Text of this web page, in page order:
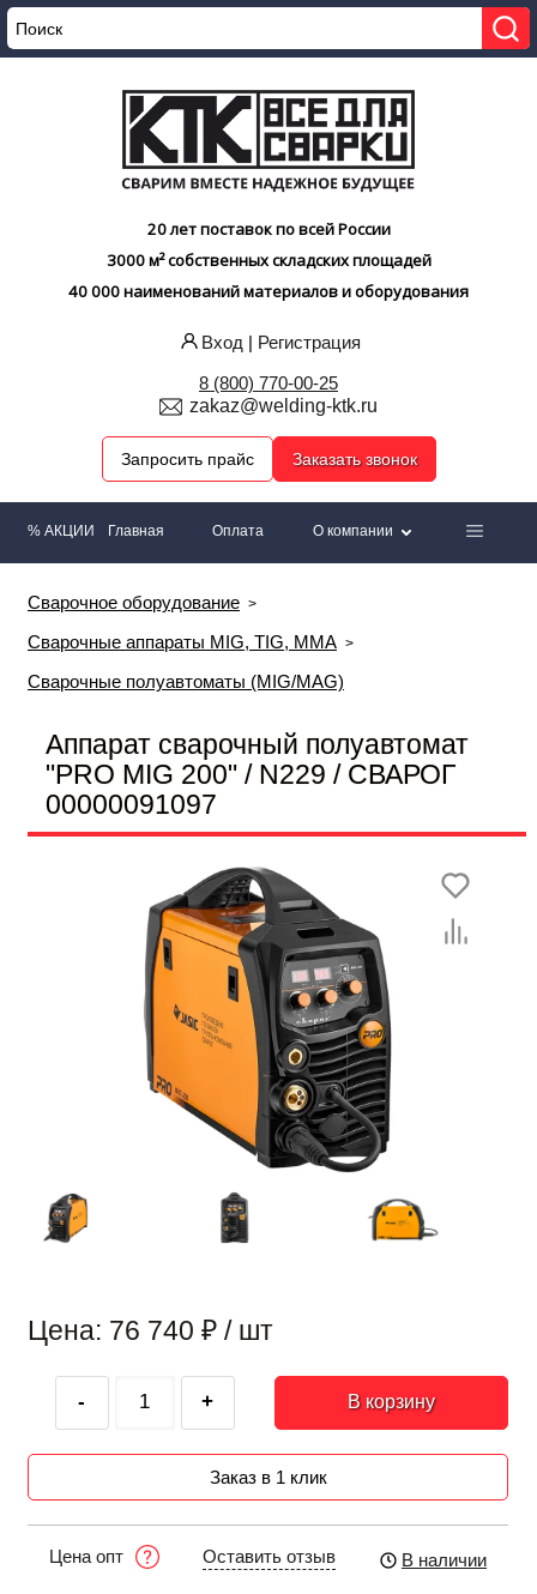
20 лет поставок по всей России
3000 м² собственных складских площадей
40 000 наименований материалов и оборудования
Вход | Регистрация
8 (800) 770-00-25
zakaz@welding-ktk.ru
Запросить прайс Заказать звонок
% АКЦИИ Главная Оплата О компании
Сварочное оборудование
Сварочные аппараты MIG, TIG, MMA
Сварочные полуавтоматы (MIG/MAG)
Аппарат сварочный полуавтомат
"PRO MIG 200" / N229 / СВАРОГ
00000091097
Цена: 76 740 ₽ / шт
- + В корзину
Заказ в 1 клик
Цена опт Оставить отзыв В наличии